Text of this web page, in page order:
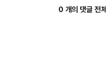
0 개의 댓글 전